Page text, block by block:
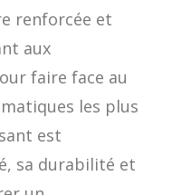
renforcée et
aux
faire face au
les plus
est
sa durabilité et